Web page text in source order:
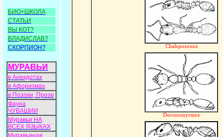
БИО+ШКОЛА
СТАТЬИ
ВЫ КОТ?
ВЛАДИСЛАВ?
СКОРПИОН?
МУРАВЬИ
в Анекдотах
в Афоризмах
в Поэзии, Прозе
Фауна
ЧУВАШИИ
Муравьи НА
ВСЕХ ЯЗЫКАХ
Муравьиная
Chalepoxenus
Doronomyrmex